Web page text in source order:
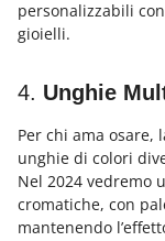
personalizzabili
gioielli.
4. Unghie
Per chi ama osare,
unghie di colori
Nel 2024 vedremo
cromatiche, con
mantenendo